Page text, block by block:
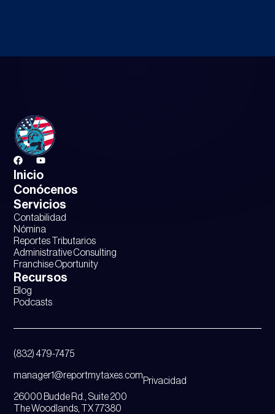
Inicio
Conócenos
Servicios
Contabilidad
Nómina
Reportes Tributarios
Administrative Consulting
Franchise Oportunity
Recursos
Blog
Podcasts
(832) 479-7475
manager1@reportmytaxes.com
26000 Budde Rd., Suite 200
The Woodlands, TX 77380
Privacidad